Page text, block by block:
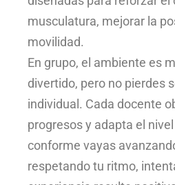
musculatura, mejorar la
movilidad.
En grupo, el ambiente es
divertido, pero no pierdes
individual. Cada docente
progresos y adapta el
conforme vayas
respetando tu ritmo,